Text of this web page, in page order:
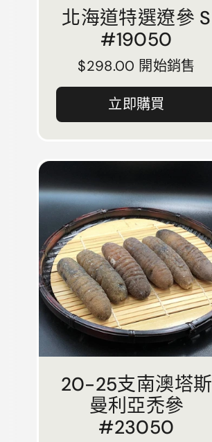
北海道特選遼參 S
#19050
正常價格
$298.00 開始銷售
立即購買
20-25支南澳塔斯
曼利亞禿參
#23050